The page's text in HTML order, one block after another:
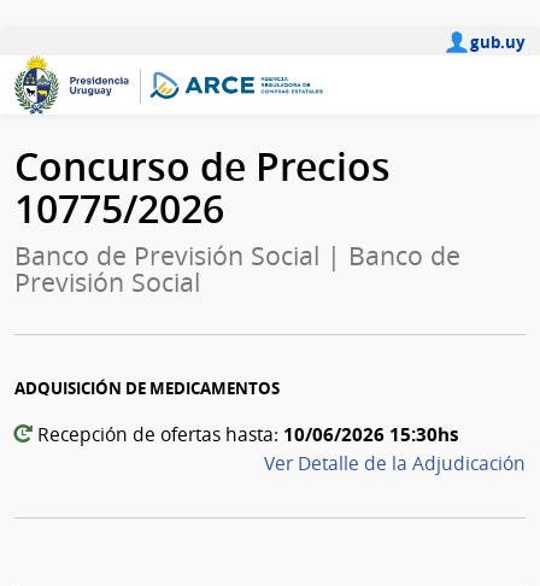
gub.uy
Concurso de Precios
10775/2026
Banco de Previsión Social | Banco de
Previsión Social
ADQUISICIÓN DE MEDICAMENTOS
Recepción de ofertas hasta: 10/06/2026 15:30hs
Ver Detalle de la Adjudicación